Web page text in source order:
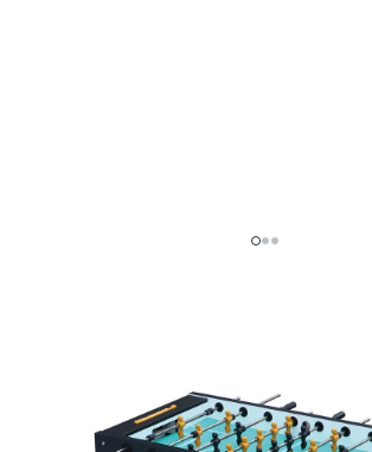
BUF.6015.350 Merk:Buffalo